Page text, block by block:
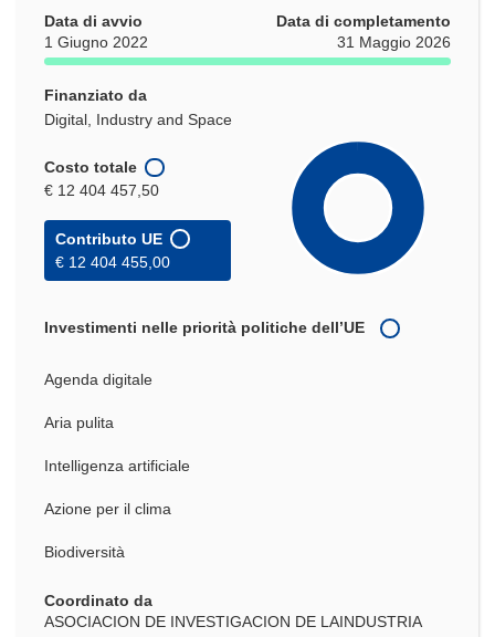
Data di avvio
1 Giugno 2022
Data di completamento
31 Maggio 2026
Finanziato da
Digital, Industry and Space
Costo totale
€ 12 404 457,50
Contributo UE
€ 12 404 455,00
Investimenti nelle priorità politiche dell’UE
Agenda digitale
Aria pulita
Intelligenza artificiale
Azione per il clima
Biodiversità
Coordinato da
ASOCIACION DE INVESTIGACION DE LAINDUSTRIA